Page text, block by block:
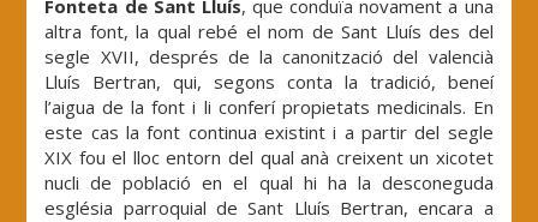
Fonteta de Sant Lluís, que conduïa novament a una
altra font, la qual rebé el nom de Sant Lluís des del
segle XVII, després de la canonització del valencià
Lluís Bertran, qui, segons conta la tradició, beneí
l’aigua de la font i li conferí propietats medicinals. En
este cas la font continua existint i a partir del segle
XIX fou el lloc entorn del qual anà creixent un xicotet
nucli de població en el qual hi ha la desconeguda
església parroquial de Sant Lluís Bertran, encara a